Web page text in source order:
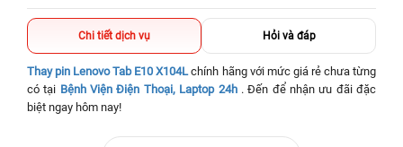
Chi tiết dịch vụ Hỏi và đáp
Thay pin Lenovo Tab E10 X104Lchính hãng với mức giá rẻ chưa từng
có tại Bệnh Viện Điện Thoại, Laptop 24h . Đến để nhận ưu đãi đặc
biệt ngay hôm nay!